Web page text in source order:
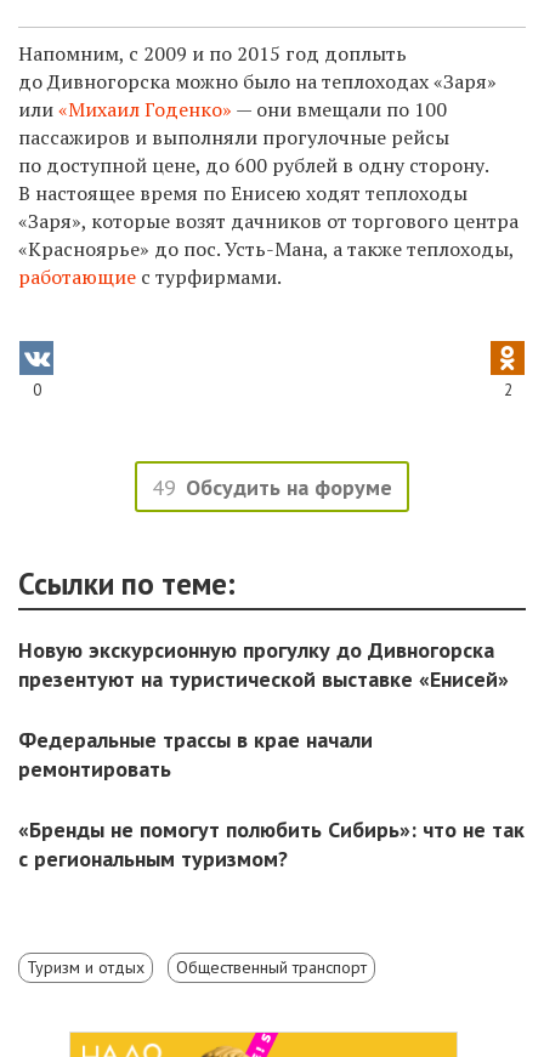
Напомним, с 2009 и по 2015 год доплыть
до Дивногорска можно было на теплоходах «Заря»
или«Михаил Годенко» — они вмещали по 100
пассажиров и выполняли прогулочные рейсы
по доступной цене, до 600 рублей в одну сторону.
В настоящее время по Енисею ходят теплоходы
«Заря», которые возят дачников от торгового центра
«Красноярье» до пос. Усть-Мана, а также теплоходы,
работающие с турфирмами.
0 2
49 Обсудить на форуме
Ссылки по теме:
Новую экскурсионную прогулку до Дивногорска
презентуют на туристической выставке «Енисей»
Федеральные трассы в крае начали
ремонтировать
«Бренды не помогут полюбить Сибирь»: что не так
с региональным туризмом?
Туризм и отдых Общественный транспорт